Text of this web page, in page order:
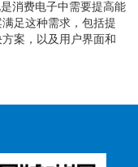
消费电子中需要提高能
足这种需求，包括提
案，以及用户界面和